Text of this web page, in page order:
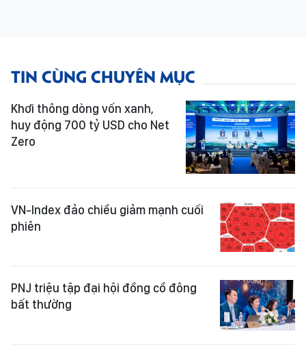
TIN CÙNG CHUYÊN MỤC
Khơi thông dòng vốn xanh,
huy động 700 tỷ USD cho Net
Zero
VN-Index đảo chiều giảm mạnh cuối
phiên
PNJ triệu tập đại hội đồng cổ đông
bất thường